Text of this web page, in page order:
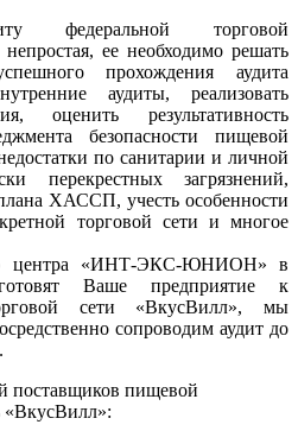
федеральной торговой
ее необходимо решать
прохождения аудита
аудиты, реализовать
оценить результативность
безопасности пищевой
по санитарии и личной
перекрестных загрязнений,
ХАССП, учесть особенности
торговой сети и многое
центра «ИНТ-ЭКС-ЮНИОН» в
Ваше предприятие к
сети «ВкусВилл», мы
сопроводим аудит до
поставщиков пищевой
«ВкусВилл»: